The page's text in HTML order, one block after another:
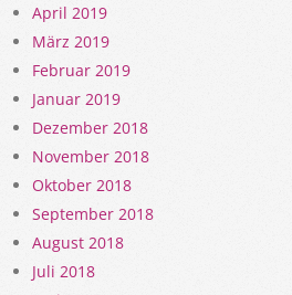
April 2019
März 2019
Februar 2019
Januar 2019
Dezember 2018
November 2018
Oktober 2018
September 2018
August 2018
Juli 2018